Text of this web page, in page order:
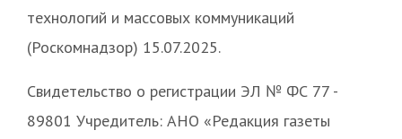
технологий и массовых коммуникаций
(Роскомнадзор) 15.07.2025.
Свидетельство о регистрации ЭЛ № ФС 77 -
89801 Учредитель: АНО «Редакция газеты